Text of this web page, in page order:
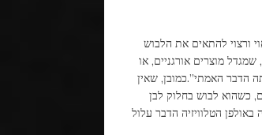
ורצוי להתאים את הלבוש
מוצרים אורגניים, או
הדבר האמתי”.כמובן, שאין
כשהוא לבוש בחלוק לבן
הטלוויזיה הדבר עלול